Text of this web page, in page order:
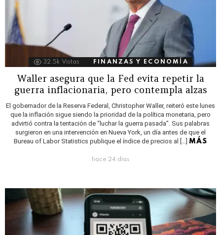
32.5k Vistas FINANZAS Y ECONOMÍA
Waller asegura que la Fed evita repetir la
guerra inflacionaria, pero contempla alzas
El gobernador de la Reserva Federal, Christopher Waller, reiteró este lunes
que la inflación sigue siendo la prioridad de la política monetaria, pero
advirtió contra la tentación de “luchar la guerra pasada”. Sus palabras
surgieron en una intervención en Nueva York, un día antes de que el
Bureau of Labor Statistics publique el índice de precios al […] MÁS
hace 24 días